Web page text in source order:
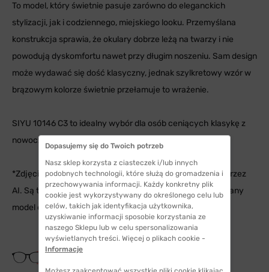
To model, który świetnie pasuje zarówno do eleganckich
stylizacji, jak i codziennego, miejskiego looku. Przemyślana
konstrukcja sprawia, że okulary dobrze leżą na twarzy i nie
powodują dyskomfortu nawet przy długim noszeniu. Sam design
może wydawać się dość klasyczny, jednak szylkretowy wzór w
brązowym kolorze świetnie przełamuje to wrażenie.
SIYU 10146 C3 to idealny wybór dla osób ceniących klasykę z
nowoczesnym akcentem i wygodę na co dzień.
*Zdjęcia okularów na modelach zostały wygenerowane przez
AI. Są to zdjęcia poglądowe, aby móc dobrze ocenić jak dany
model okularów wygląda na twarzy.
Wysokość soczewki
Dopasujemy się do Twoich potrzeb
Nasz sklep korzysta z ciasteczek i/lub innych
podobnych technologii, które służą do gromadzenia i
przechowywania informacji. Każdy konkretny plik
cookie jest wykorzystywany do określonego celu lub
celów, takich jak identyfikacja użytkownika,
uzyskiwanie informacji sposobie korzystania ze
naszego Sklepu lub w celu spersonalizowania
wyświetlanych treści. Więcej o plikach cookie -
Informacje